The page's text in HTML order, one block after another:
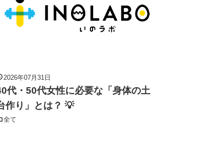
2026年07月31日
代・50代女性に必要な「身体の土
作り」とは？ 💡
全て